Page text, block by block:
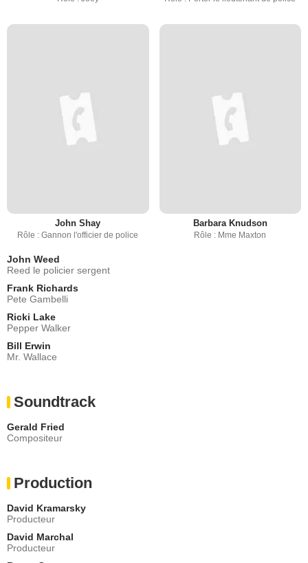
John Shay
Rôle : Gannon l'officier de police
Barbara Knudson
Rôle : Mme Maxton
John Weed
Reed le policier sergent
Frank Richards
Pete Gambelli
Ricki Lake
Pepper Walker
Bill Erwin
Mr. Wallace
Soundtrack
Gerald Fried
Compositeur
Production
David Kramarsky
Producteur
David Marchal
Producteur